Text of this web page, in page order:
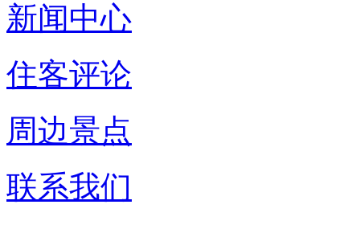
新闻中心
住客评论
周边景点
联系我们